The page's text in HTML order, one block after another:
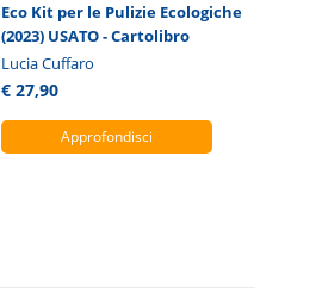
Eco Kit per le Pulizie Ecologiche
(2023) USATO - Cartolibro
Lucia Cuffaro
€ 27,90
Approfondisci